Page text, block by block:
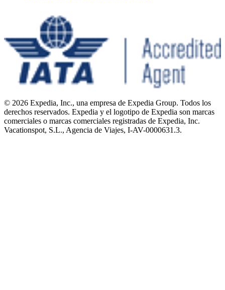
© 2026 Expedia, Inc., una empresa de Expedia Group. Todos los
derechos reservados. Expedia y el logotipo de Expedia son marcas
comerciales o marcas comerciales registradas de Expedia, Inc.
Vacationspot, S.L., Agencia de Viajes, I-AV-0000631.3.